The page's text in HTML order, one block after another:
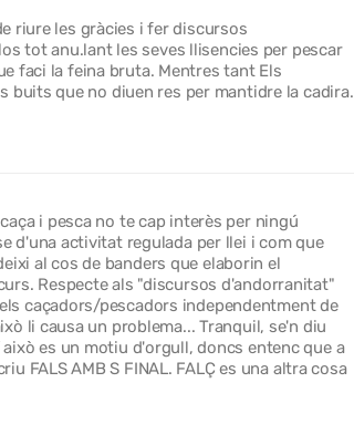
riure les gràcies i fer discursos
tot anu.lant les seves llisencies per pescar
faci la feina bruta. Mentres tant Els
buits que no diuen res per mantidre la cadira.
i pesca no te cap interès per ningú
d'una activitat regulada per llei i com que
al cos de banders que elaborin el
Respecte als "discursos d'andorranitat"
caçadors/pescadors independentment de
li causa un problema... Tranquil, se'n diu
es un motiu d'orgull, doncs entenc que a
FALS AMB S FINAL. FALÇ es una altra cosa